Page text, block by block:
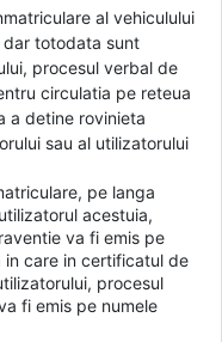
al vehiculului
totodata sunt
procesul verbal de
circulatia pe reteua
a detine rovinieta
sau al utilizatorului
pe langa
acestuia,
va fi emis pe
in care in certificatul de
procesul
fi emis pe numele